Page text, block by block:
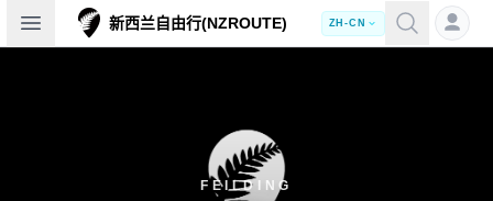
Open sidebar新西兰自由行(NZROUTE) ZH-CN
FEILDING